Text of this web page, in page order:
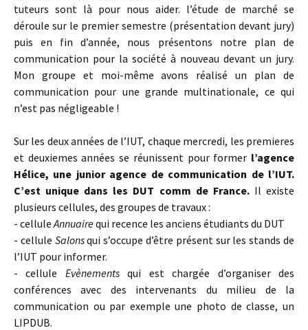
tuteurs sont là pour nous aider. l’étude de marché se
déroule sur le premier semestre (présentation devant jury)
puis en fin d’année, nous présentons notre plan de
communication pour la société à nouveau devant un jury.
Mon groupe et moi-même avons réalisé un plan de
communication pour une grande multinationale, ce qui
n’est pas négligeable !
Sur les deux années de l’IUT, chaque mercredi, les premieres
et deuxiemes années se réunissent pour former l’agence
Hélice, une junior agence de communication de l’IUT.
C’est unique dans les DUT comm de France.Il existe
plusieurs cellules, des groupes de travaux :
- celluleAnnuairequi recence les anciens étudiants du DUT
- cellule Salonsqui s’occupe d’être présent sur les stands de
l’IUT pour informer.
- cellule Evènementsqui est chargée d’organiser des
conférences avec des intervenants du milieu de la
communication ou par exemple une photo de classe, un
LIPDUB.